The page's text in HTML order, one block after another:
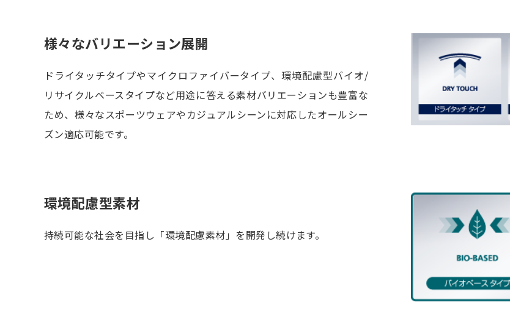
様々なバリエーション展開
ドライタッチタイプやマイクロファイバータイプ、環境配慮型バイオ/
リサイクルベースタイプなど用途に答える素材バリエーションも豊富な
ため、様々なスポーツウェアやカジュアルシーンに対応したオールシー
ズン適応可能です。
環境配慮型素材
持続可能な社会を目指し「環境配慮素材」を開発し続けます。